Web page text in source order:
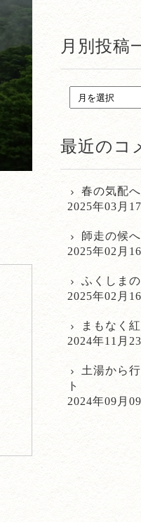
月別投稿
最近のコ
春の気配
2025年03月
師走の候
2025年02月
ふくしまの
2025年02月
まもなく
2024年11月
土湯から
ト
2024年09月